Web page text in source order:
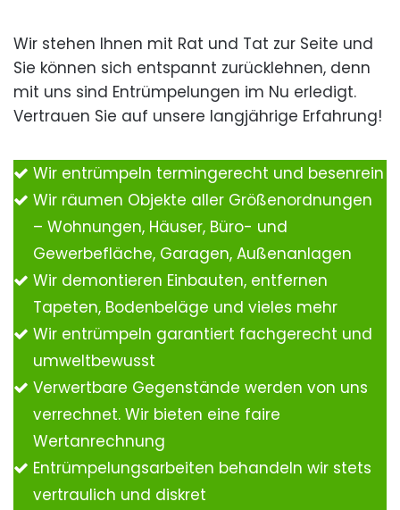
Wir stehen Ihnen mit Rat und Tat zur Seite und
Sie können sich entspannt zurücklehnen, denn
mit uns sind Entrümpelungen im Nu erledigt.
Vertrauen Sie auf unsere langjährige Erfahrung!
Wir entrümpeln termingerecht und besenrein
Wir räumen Objekte aller Größenordnungen
– Wohnungen, Häuser, Büro- und
Gewerbefläche, Garagen, Außenanlagen
Wir demontieren Einbauten, entfernen
Tapeten, Bodenbeläge und vieles mehr
Wir entrümpeln garantiert fachgerecht und
umweltbewusst
Verwertbare Gegenstände werden von uns
verrechnet. Wir bieten eine faire
Wertanrechnung
Entrümpelungsarbeiten behandeln wir stets
vertraulich und diskret